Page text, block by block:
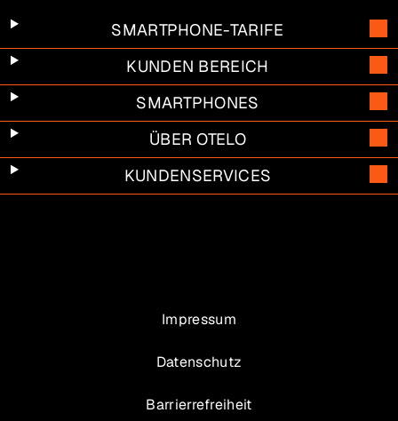
SMARTPHONE-TARIFE
KUNDEN BEREICH
SMARTPHONES
ÜBER OTELO
KUNDENSERVICES
Impressum
Datenschutz
Barrierrefreiheit